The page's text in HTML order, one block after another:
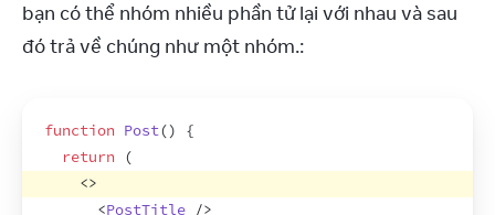
bạn có thể nhóm nhiều phần tử lại với nhau và sau
đó trả về chúng như một nhóm.:
function Post()
{
return
(
<>
<PostTitle />